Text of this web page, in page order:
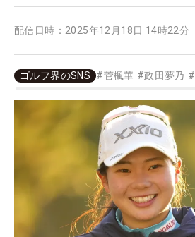
配信日時： 2025年12月18日 14時22分
ゴルフ界のSNS #菅楓華 #政田夢乃 #